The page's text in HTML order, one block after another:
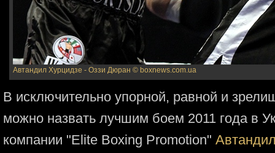
Автандил Хурцидзе - Оззи Дюран © boxnews.com.ua
В исключительно упорной, равной и
можно назвать лучшим боем 2011 года в
компании "Elite Boxing Promotion"